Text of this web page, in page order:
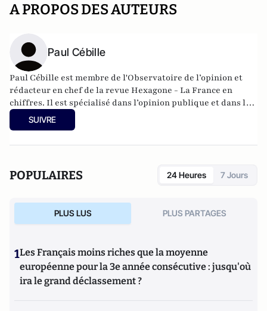
A PROPOS DES AUTEURS
Paul Cébille
Paul Cébille est membre de l'Observatoire de l’opinion et
rédacteur en chef de la revue Hexagone - La France en
chiffres. Il est spécialisé dans l’opinion publique et dans le
fonctionnement de la démocratie directe.
SUIVRE
POPULAIRES 24 Heures 7 Jours
PLUS LUS PLUS PARTAGES
1Les Français moins riches que la moyenne
européenne pour la 3e année consécutive : jusqu'où
ira le grand déclassement ?